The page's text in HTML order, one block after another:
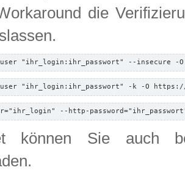
die
"ihr_login:ihr_passwort" --insecure -
"ihr_login:ihr_passwort" -k -O
--http-
können Sie auch